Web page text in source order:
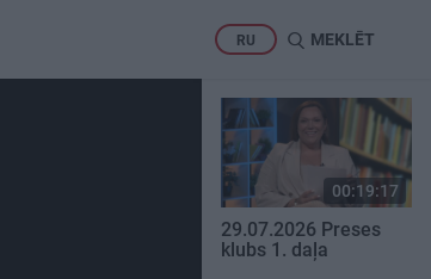
RU MEKLĒT
00:19:17
29.07.2026 Preses
klubs 1. daļa